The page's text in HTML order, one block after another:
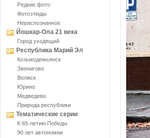
Редкие фото
Фотоэтюды
Нераспознанное
Йошкар-Ола 21 века
Город уходящий
Республика Марий Эл
Козьмодемьянск
Звенигово
Волжск
Юрино
Медведево
Природа республики
Тематические серии
К 65-летию Победы
90 лет автономии